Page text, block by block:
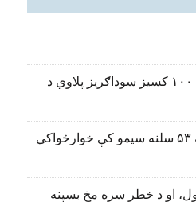
افغانستان ترکمنستان ته د ۱۰۰ کسیز سوداګریز پلاوي د
نوې ارزونه: د افغانستان په ۵۳ سلنه سیمو کې خوارځواکي
او د خطر سره مخ بسپنه